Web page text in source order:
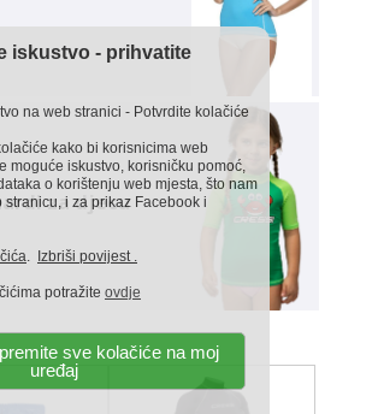
za djecu
iskustvo - prihvatite
na web stranici - Potvrdite kolačiće
kako bi korisnicima web
moguće iskustvo, korisničku pomoć,
o korištenju web mjesta, što nam
i za prikaz Facebook i
. Izbriši povijest .
potražite ovdje
sve kolačiće na moj
uređaj